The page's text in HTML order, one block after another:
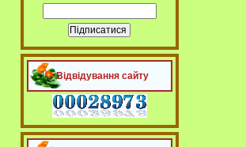
Відвідування сайту